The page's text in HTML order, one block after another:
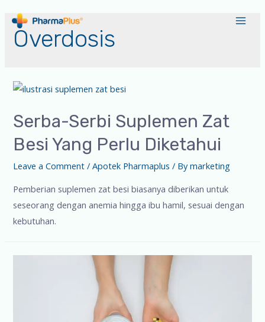
Overdosis
Serba-Serbi Suplemen Zat
Besi Yang Perlu Diketahui
Leave a Comment /Apotek Pharmaplus / Bymarketing
Pemberian suplemen zat besi biasanya diberikan untuk
seseorang dengan anemia hingga ibu hamil, sesuai dengan
kebutuhan.